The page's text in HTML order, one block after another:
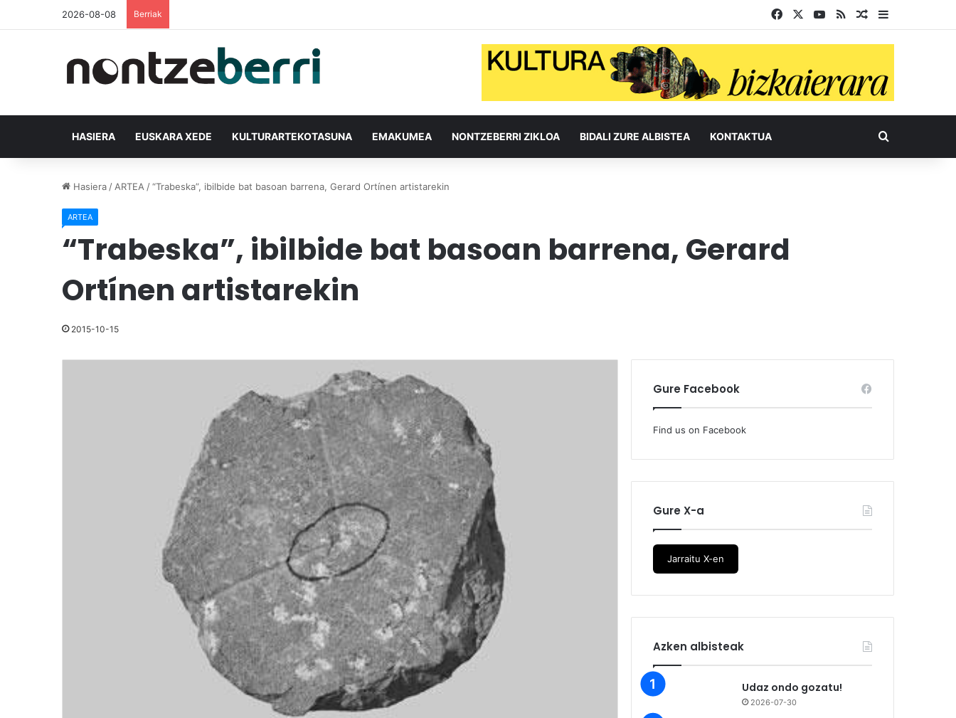
2026-08-08 Berriak Facebook YouTube
RSS Ausazko
HASIERA EUSKARA XEDE KULTURARTEKOTASUNA EMAKUMEA NONTZEBERRI ZIKLOA BIDALI ZURE ALBISTEA KONTAKTUA Bilatu
Hasiera / ARTEA /“Trabeska”, ibilbide bat basoan barrena, Gerard Ortínen artistarekin
ARTEA
“Trabeska”, ibilbide bat basoan barrena, Gerard
Ortínen artistarekin
2015-10-15
Gure Facebook
Find us on Facebook
Gure X-a
Jarraitu X-en
Azken albisteak
Udaz ondo gozatu!
2026-07-30